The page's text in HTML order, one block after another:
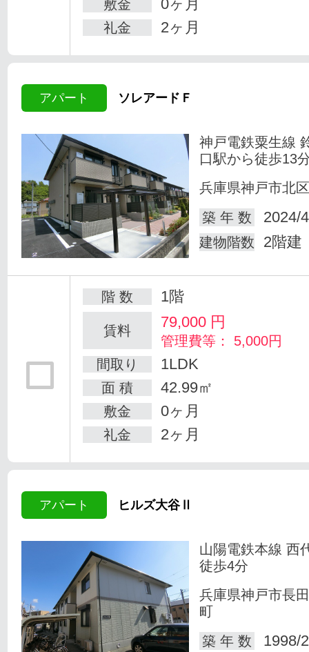
敷金 0ヶ月
礼金 2ヶ月
アパート ソレアードＦ
神戸電鉄粟生線
口駅から徒歩13
兵庫県神戸市北
築 年 数
2024/
建物階数 2階建
階 数 1階
賃料 79,000 円
管理費等： 5,000円
間取り
1LDK
面 積 42.99㎡
敷金 0ヶ月
礼金 2ヶ月
アパート ヒルズ大谷Ⅱ
山陽電鉄本線 西
徒歩4分
兵庫県神戸市長
町
築 年 数
1998/